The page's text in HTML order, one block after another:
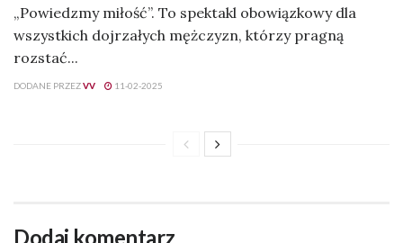
„Powiedzmy miłość”. To spektakl obowiązkowy dla
wszystkich dojrzałych mężczyzn, którzy pragną
rozstać...
DODANE PRZEZVV 11-02-2025
Dodaj komentarz